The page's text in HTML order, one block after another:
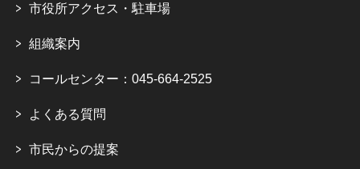
市役所アクセス・駐車場
組織案内
コールセンター：045-664-2525
よくある質問
市民からの提案